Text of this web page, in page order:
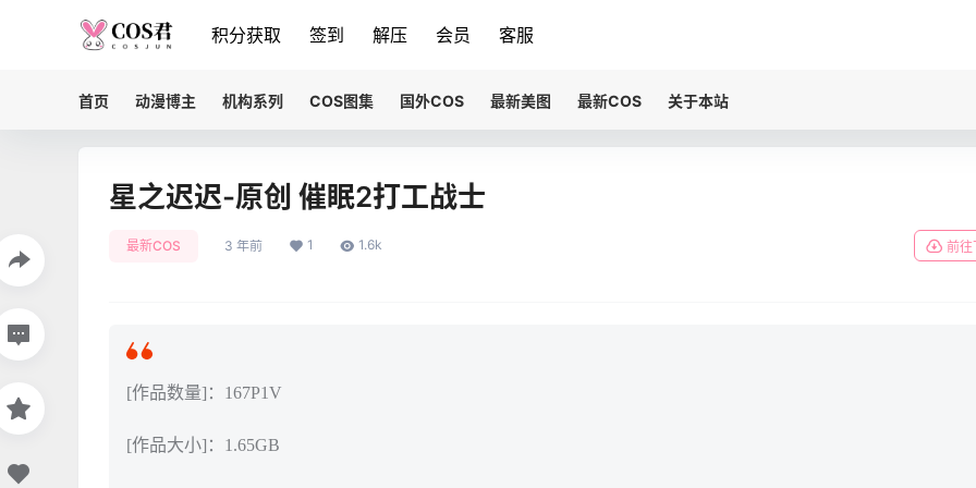
积分获取 签到 解压 会员 客服
首页 动漫博主 机构系列 COS图集 国外COS 最新美图 最新COS 关于本站
星之迟迟-原创 催眠2打工战士
最新COS 3 年前 1 1.6k 前往
[作品数量]：167P1V
[作品大小]：1.65GB